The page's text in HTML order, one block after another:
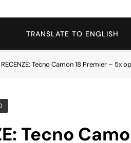
TRANSLATE TO ENGLISH
RECENZE: Tecno Camon 18 Premier – 5x
Tecno